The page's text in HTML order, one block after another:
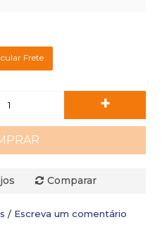
Frete
+
Comparar
/ Escreva um comentário